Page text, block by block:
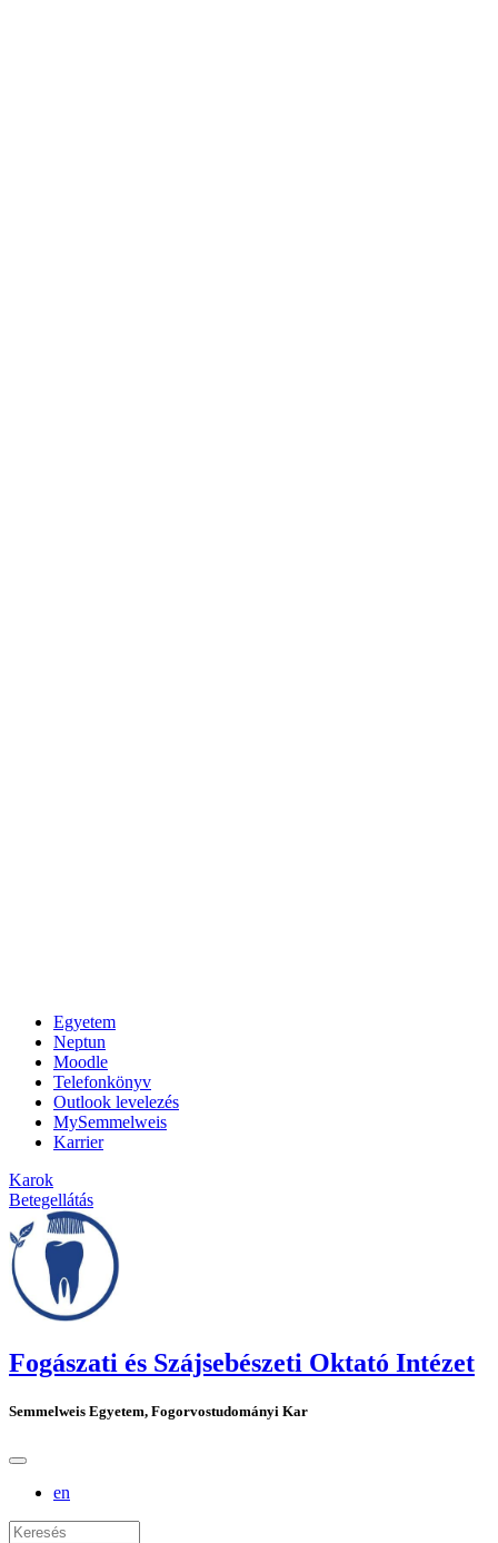
Egyetem
Neptun
Moodle
Telefonkönyv
Outlook levelezés
MySemmelweis
Karrier
Karok
Betegellátás
Fogászati és Szájsebészeti Oktató Intézet
Semmelweis Egyetem, Fogorvostudományi Kar
en